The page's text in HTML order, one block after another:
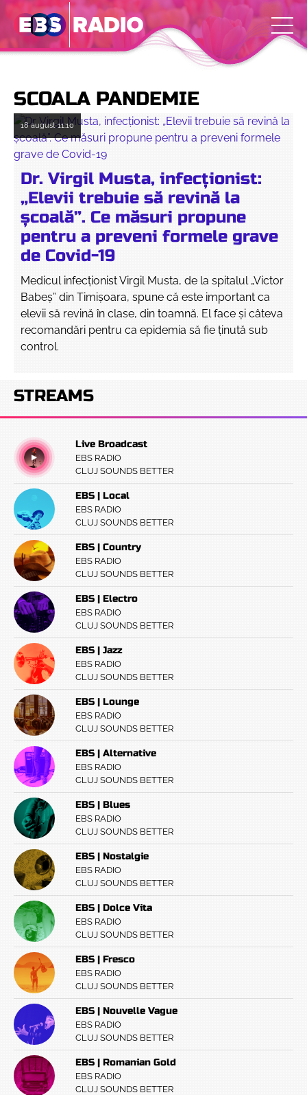
SCOALA PANDEMIE
18 august11:10
Dr. Virgil Musta, infecționist:
„Elevii trebuie să revină la
școală”. Ce măsuri propune
pentru a preveni formele grave
de Covid-19
Medicul infecționist Virgil Musta, de la spitalul „Victor
Babeș” din Timișoara, spune că este important ca
elevii să revină în clase, din toamnă. El face și câteva
recomandări pentru ca epidemia să fie ținută sub
control.
STREAMS
Live Broadcast
EBS RADIO
CLUJ SOUNDS BETTER
EBS | Local
EBS RADIO
CLUJ SOUNDS BETTER
EBS | Country
EBS RADIO
CLUJ SOUNDS BETTER
EBS | Electro
EBS RADIO
CLUJ SOUNDS BETTER
EBS | Jazz
EBS RADIO
CLUJ SOUNDS BETTER
EBS | Lounge
EBS RADIO
CLUJ SOUNDS BETTER
EBS | Alternative
EBS RADIO
CLUJ SOUNDS BETTER
EBS | Blues
EBS RADIO
CLUJ SOUNDS BETTER
EBS | Nostalgie
EBS RADIO
CLUJ SOUNDS BETTER
EBS | Dolce Vita
EBS RADIO
CLUJ SOUNDS BETTER
EBS | Fresco
EBS RADIO
CLUJ SOUNDS BETTER
EBS | Nouvelle Vague
EBS RADIO
CLUJ SOUNDS BETTER
EBS | Romanian Gold
EBS RADIO
CLUJ SOUNDS BETTER